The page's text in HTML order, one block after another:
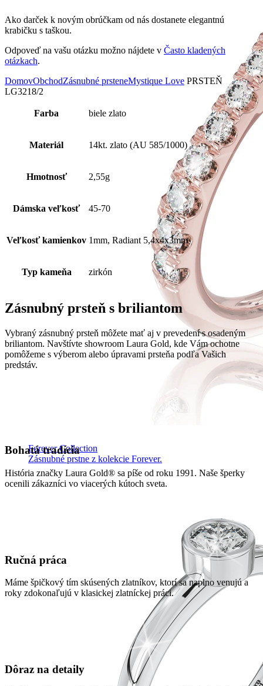
Forever Collection
Zásnubné prstne z kolekcie Forever.
Ako darček k novým obrúčkam od nás dostanete elegantnú
krabičku s taškou.
Odpoveď na vašu otázku možno nájdete v Často kladených
otázkach.
DomovObchodZásnubné prsteneMystique Love PRSTEŇ
LG3218/2
Farba biele zlato
Materiál 14kt. zlato (AU 585/1000)
Hmotnosť 2,55g
Dámska veľkosť 45-70
Veľkosť kamienkov 1mm, Radiant 5,4x4x3mm
Typ kameňa zirkón
Zásnubný prsteň s briliantom
Vybraný zásnubný prsteň môžete mať aj v prevedení s osadeným
briliantom. Navštívte showroom Laura Gold, kde Vám ochotne
pomôžeme s výberom alebo úpravami prsteňa podľa Vašich
predstáv.
Bohatá tradícia
História značky Laura Gold® sa píše od roku 1991. Naše šperky
ocenili zákazníci vo viacerých kútoch sveta.
Ručná práca
Máme špičkový tím skúsených zlatníkov, ktorí sa naplno venujú a
roky zdokonaľujú v klasickej zlatníckej práci.
Dôraz na detaily